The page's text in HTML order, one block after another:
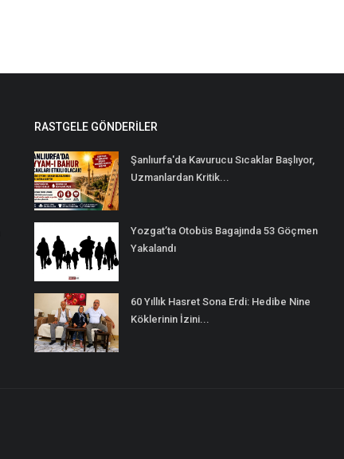
RASTGELE GÖNDERILER
Şanlıurfa'da Kavurucu Sıcaklar Başlıyor,
Uzmanlardan Kritik...
Yozgat’ta Otobüs Bagajında 53 Göçmen
Yakalandı
60 Yıllık Hasret Sona Erdi: Hedibe Nine
Köklerinin İzini...